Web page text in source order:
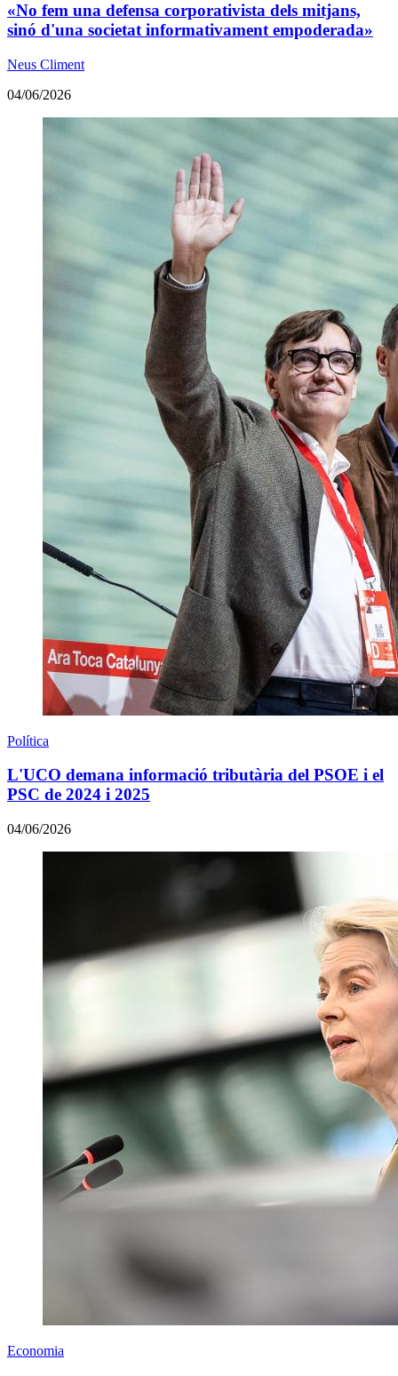
«No fem una defensa corporativista dels mitjans,
sinó d'una societat informativament empoderada»
Neus Climent
04/06/2026
Política
L'UCO demana informació tributària del PSOE i el
PSC de 2024 i 2025
04/06/2026
Economia